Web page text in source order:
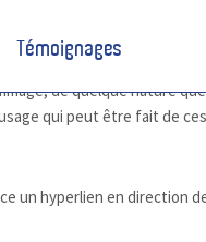
Témoignages
disponibles sur Internet.
et Métiers de Chalon-
de quelque nature
qui peut être fait de
un hyperlien en direction